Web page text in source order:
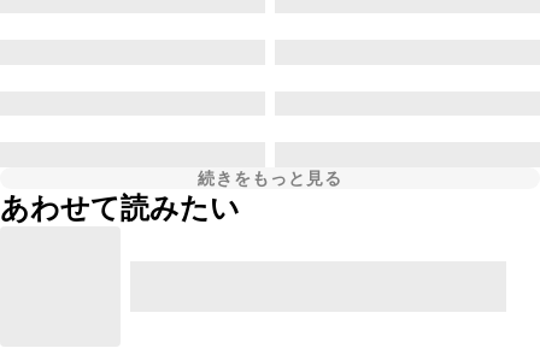
続きをもっと見る
あわせて読みたい